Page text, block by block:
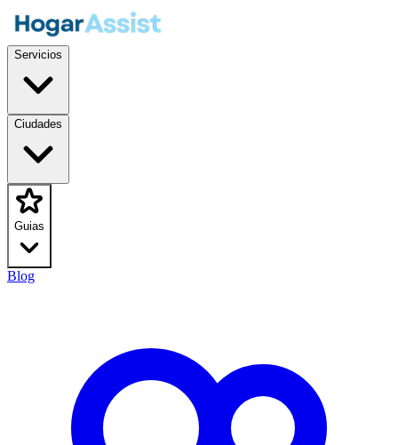
Servicios
Ciudades
Guias
Blog